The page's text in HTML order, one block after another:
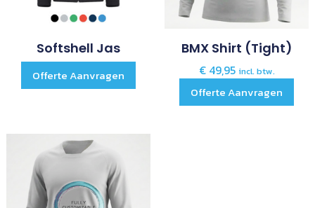
Softshell Jas
Offerte Aanvragen
BMX Shirt (tight)
€49,95 incl. btw.
Offerte Aanvragen